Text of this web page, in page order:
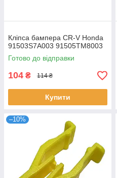
Кліпса бампера CR-V Honda
91503S7A003 91505TM8003
Готово до відправки
104 ₴ 114 ₴
Купити
–10%